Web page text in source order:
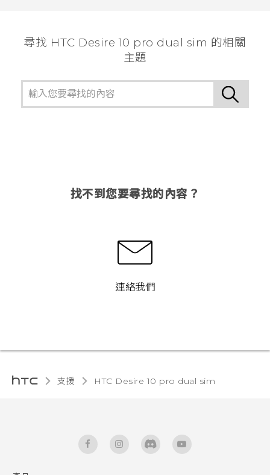
尋找 HTC Desire 10 pro dual sim 的相關
主題
找不到您要尋找的內容？
連絡我們
支援 HTC Desire 10 pro dual sim‎